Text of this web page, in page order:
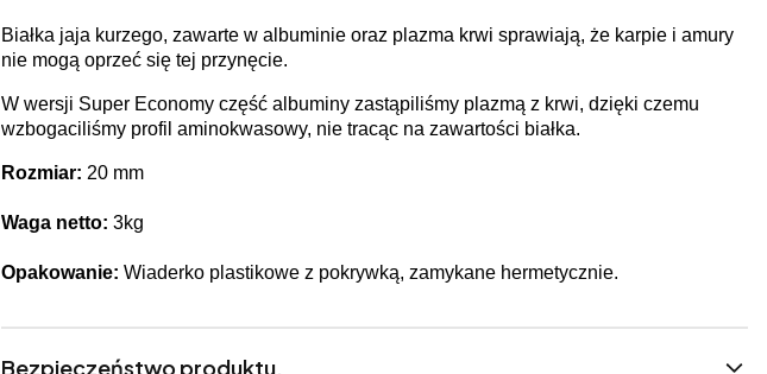
Białka jaja kurzego, zawarte w albuminie oraz plazma krwi sprawiają, że karpie i amury
nie mogą oprzeć się tej przynęcie.
W wersji Super Economy część albuminy zastąpiliśmy plazmą z krwi, dzięki czemu
wzbogaciliśmy profil aminokwasowy, nie tracąc na zawartości białka.
Rozmiar: 20 mm
Waga netto: 3kg
Opakowanie: Wiaderko plastikowe z pokrywką, zamykane hermetycznie.
Bezpieczeństwo produktu.